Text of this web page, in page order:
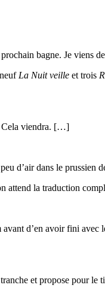
bagne. Je viens
La Nuit veille et trois
Cela viendra. […]
d’air dans le
la traduction
d’en avoir fini
et propose